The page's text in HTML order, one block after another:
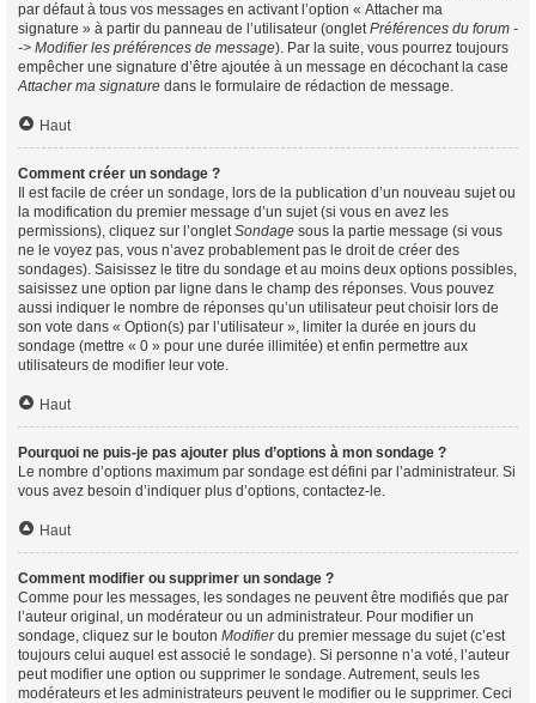
par défaut à tous vos messages en activant l’option « Attacher ma
signature » à partir du panneau de l’utilisateur (ongletPréférences du forum -
-> Modifier les préférences de message). Par la suite, vous pourrez toujours
empêcher une signature d’être ajoutée à un message en décochant la case
Attacher ma signature dans le formulaire de rédaction de message.
Haut
Comment créer un sondage ?
Il est facile de créer un sondage, lors de la publication d’un nouveau sujet ou
la modification du premier message d’un sujet (si vous en avez les
permissions), cliquez sur l’ongletSondage sous la partie message (si vous
ne le voyez pas, vous n’avez probablement pas le droit de créer des
sondages). Saisissez le titre du sondage et au moins deux options possibles,
saisissez une option par ligne dans le champ des réponses. Vous pouvez
aussi indiquer le nombre de réponses qu’un utilisateur peut choisir lors de
son vote dans « Option(s) par l’utilisateur », limiter la durée en jours du
sondage (mettre « 0 » pour une durée illimitée) et enfin permettre aux
utilisateurs de modifier leur vote.
Haut
Pourquoi ne puis-je pas ajouter plus d’options à mon sondage ?
Le nombre d’options maximum par sondage est défini par l’administrateur. Si
vous avez besoin d’indiquer plus d’options, contactez-le.
Haut
Comment modifier ou supprimer un sondage ?
Comme pour les messages, les sondages ne peuvent être modifiés que par
l’auteur original, un modérateur ou un administrateur. Pour modifier un
sondage, cliquez sur le bouton Modifierdu premier message du sujet (c’est
toujours celui auquel est associé le sondage). Si personne n’a voté, l’auteur
peut modifier une option ou supprimer le sondage. Autrement, seuls les
modérateurs et les administrateurs peuvent le modifier ou le supprimer. Ceci